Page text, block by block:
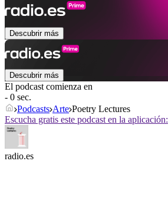
Descubrir más
Descubrir más
El podcast comienza en
- 0 sec.
Podcasts Arte Poetry Lectures
Escucha gratis este podcast en la aplicación:
radio.es